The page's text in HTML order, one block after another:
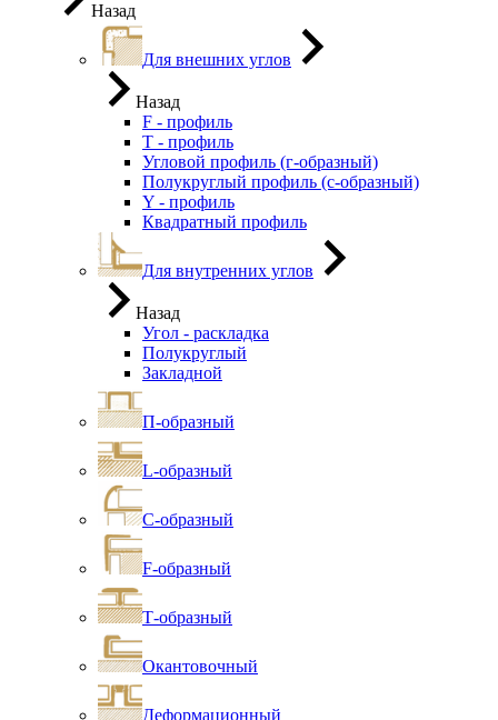
Назад
Для внешних углов
Назад
F - профиль
Т - профиль
Угловой профиль (г-образный)
Полукруглый профиль (с-образный)
Y - профиль
Квадратный профиль
Для внутренних углов
Назад
Угол - раскладка
Полукруглый
Закладной
П-образный
L-образный
С-образный
F-образный
Т-образный
Окантовочный
Деформационный